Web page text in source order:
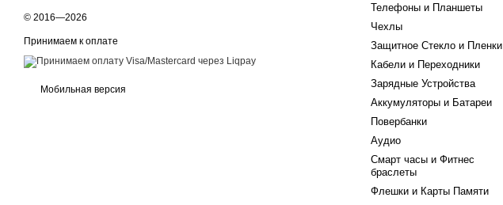
© 2016—2026
Принимаем к оплате
Мобильная версия
Телефоны и Планшеты
Чехлы
Защитное Стекло и Пленки
Кабели и Переходники
Зарядные Устройства
Аккумуляторы и Батареи
Повербанки
Аудио
Смарт часы и Фитнес
браслеты
Флешки и Карты Памяти